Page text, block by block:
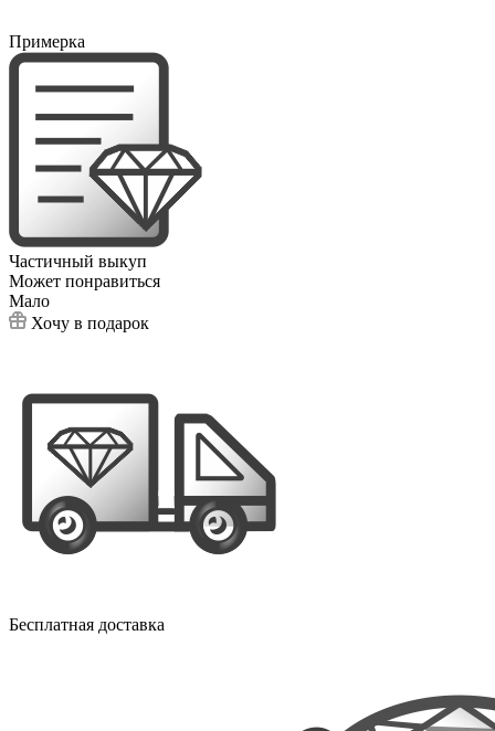
Примерка
Частичный выкуп
Может понравиться
Мало
Хочу в подарок
Бесплатная доставка